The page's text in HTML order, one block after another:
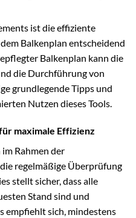
ist die effiziente
Balkenplan entscheidend
Balkenplan kann die
die Durchführung von
grundlegende Tipps und
Nutzen dieses Tools.
maximale Effizienz
Rahmen der
regelmäßige Überprüfung
stellt sicher, dass alle
Stand sind und
empfiehlt sich, mindestens